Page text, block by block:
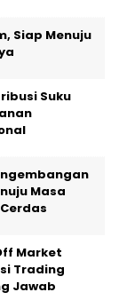
Siap Menuju
Suku
Masa
Market
Trading
Jawab